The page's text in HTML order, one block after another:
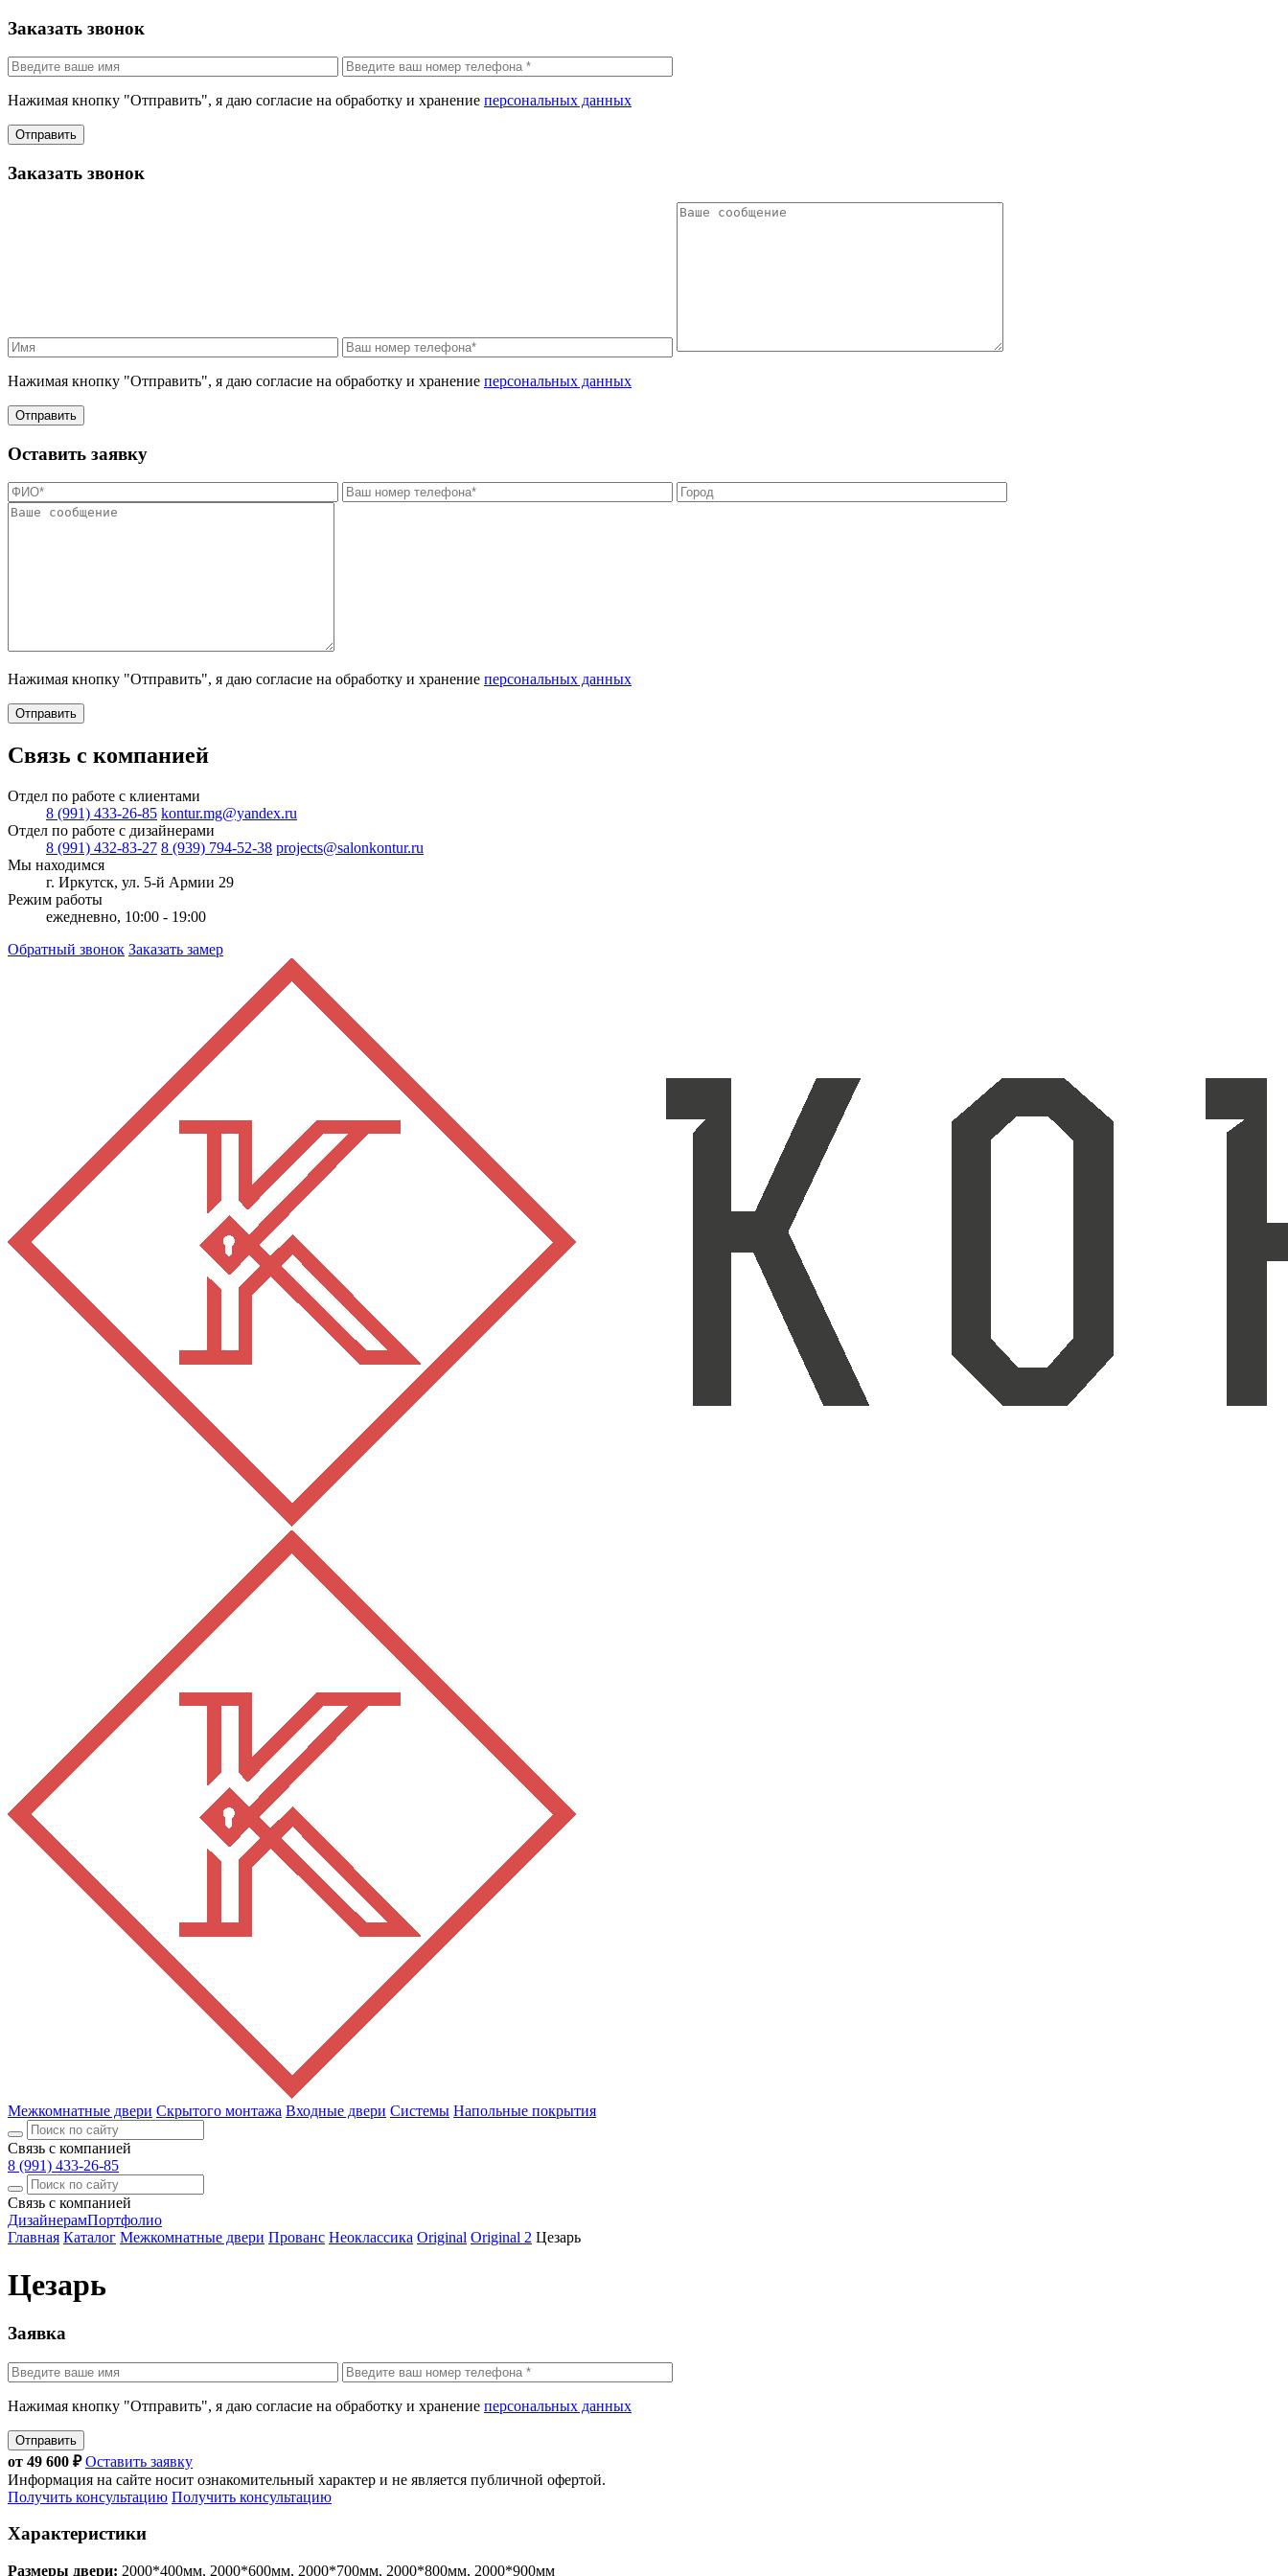
Заказать звонок
Нажимая кнопку "Отправить", я даю согласие на обработку и хранение персональных данных
Отправить
Заказать звонок
Нажимая кнопку "Отправить", я даю согласие на обработку и хранение персональных данных
Отправить
Оставить заявку
Нажимая кнопку "Отправить", я даю согласие на обработку и хранение персональных данных
Отправить
Связь с компанией
Отдел по работе с клиентами
8 (991) 433-26-85 kontur.mg@yandex.ru
Отдел по работе с дизайнерами
8 (991) 432-83-27 8 (939) 794-52-38 projects@salonkontur.ru
Мы находимся
г. Иркутск, ул. 5-й Армии 29
Режим работы
ежедневно, 10:00 - 19:00
Обратный звонок Заказать замер
Межкомнатные двери Скрытого монтажа Входные двери Системы Напольные покрытия
Связь с компанией
8 (991) 433-26-85
Связь с компанией
ДизайнерамПортфолио
Главная Каталог Межкомнатные двери Прованс Неоклассика Original Original 2 Цезарь
Цезарь
Заявка
Нажимая кнопку "Отправить", я даю согласие на обработку и хранение персональных данных
Отправить
от 49 600 ₽Оставить заявку
Информация на сайте носит ознакомительный характер и не является публичной офертой.
Получить консультацию Получить консультацию
Характеристики
Размеры двери: 2000*400мм, 2000*600мм, 2000*700мм, 2000*800мм, 2000*900мм